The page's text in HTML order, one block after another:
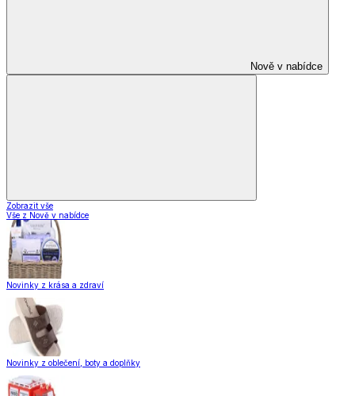
Nově v nabídce
Zobrazit vše
Vše z Nově v nabídce
Novinky z krása a zdraví
Novinky z oblečení, boty a doplňky